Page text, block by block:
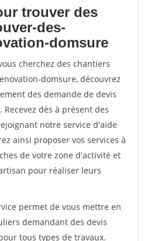
trouver des
des-
domsure
cherchez des chantiers
domsure, découvrez
des demande de devis
dès à présent des
notre service d'aide
ainsi proposer vos services à
de votre zone d'activité et
pour réaliser leurs
permet de vous mettre en
demandant des devis
tous types de travaux.